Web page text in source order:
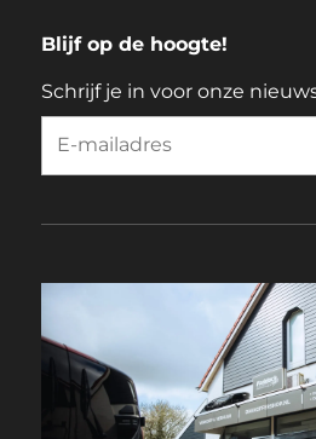
Blijf op de hoogte!
Schrijf je in voor onze